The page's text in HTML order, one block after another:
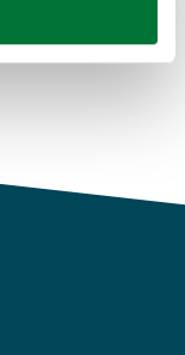
procesan sus
web con
y análisis